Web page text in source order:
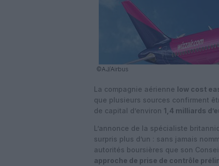
©AJ/Airbus
La compagnie aérienne low cost
que plusieurs sources confirment
de capital d’environ 1,4 milliards
L’annonce de la spécialiste
surpris plus d’un : sans jamais
autorités boursières que son
approche de prise de contrôle